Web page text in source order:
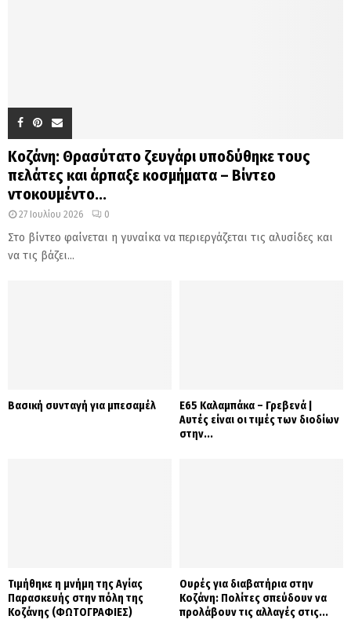
Κοζάνη: Θρασύτατο ζευγάρι υποδύθηκε τους
πελάτες και άρπαξε κοσμήματα – Βίντεο
ντοκουμέντο...
27 Ιουλίου 2026 0
Στο βίντεο φαίνεται η γυναίκα να περιεργάζεται τις αλυσίδες και
να τις βάζει...
Βασική συνταγή για μπεσαμέλ
Ε65 Καλαμπάκα – Γρεβενά |
Αυτές είναι οι τιμές των διοδίων
στην...
Τιμήθηκε η μνήμη της Αγίας
Παρασκευής στην πόλη της
Κοζάνης (ΦΩΤΟΓΡΑΦΙΕΣ)
Ουρές για διαβατήρια στην
Κοζάνη: Πολίτες σπεύδουν να
προλάβουν τις αλλαγές στις...